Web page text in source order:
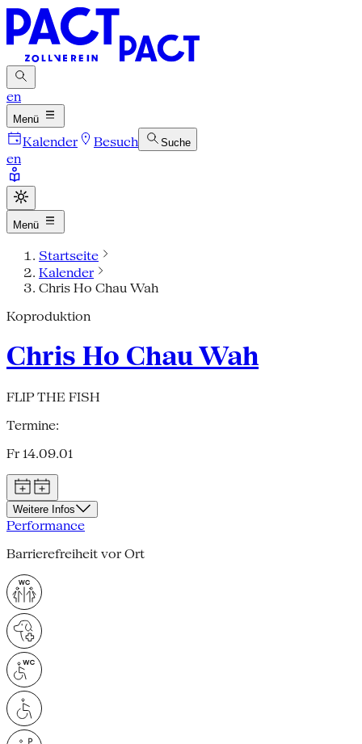
en
Menü
Kalender Besuch Suche
en
Menü
Startseite
Kalender
Chris Ho Chau Wah
Koproduktion
Chris Ho Chau Wah
FLIP THE FISH
Termine:
Fr 14.09.01
Weitere Infos
Performance
Barrierefreiheit vor Ort